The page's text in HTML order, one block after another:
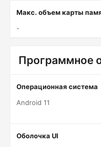
Макс. объем карты
-
Программное
Операционная система
Android 11
Оболочка UI